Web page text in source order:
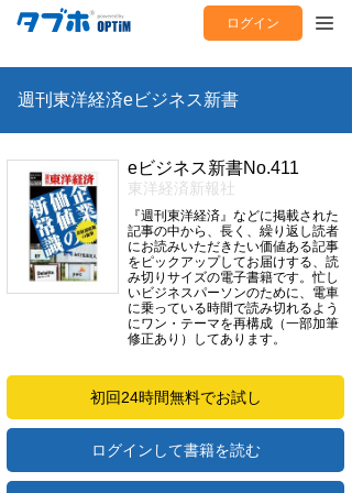
ログイン
週刊東洋経済eビジネス新書
eビジネス新書No.411
東洋経済新報社
『週刊東洋経済』などに掲載された
記事の中から、長く、繰り返し読者
にお読みいただきたい価値ある記事
をピックアップしてお届けする、読
み切りサイズの電子書籍です。忙し
いビジネスパーソンのために、電車
に乗っている時間で読み切れるよう
にワン・テーマを再構成（一部加筆
修正あり）してあります。
初回24時間無料でお試し
ログインして書籍を読む